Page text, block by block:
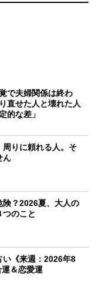
で夫婦関係は終わ
直せた人と壊れた人
的な差」
周りに頼れる人。そ
ん
険？2026夏、大人の
つのこと
い《来週：2026年8
＆恋愛運